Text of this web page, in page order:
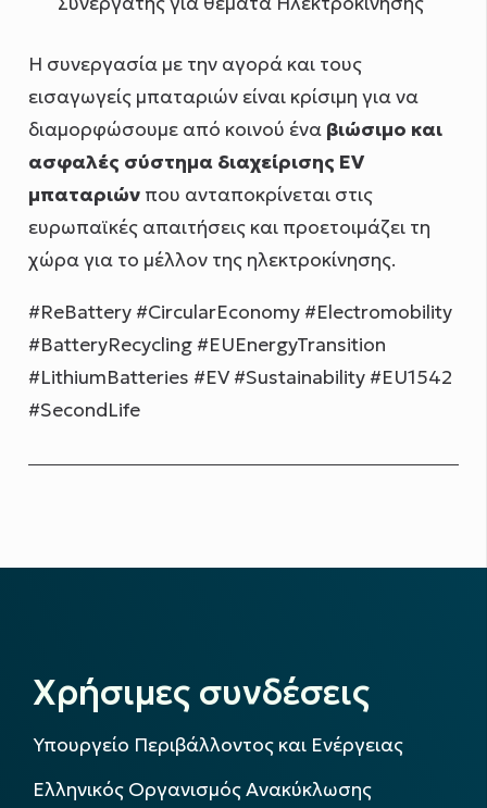
Η συνεργασία με την αγορά και τους
εισαγωγείς μπαταριών είναι κρίσιμη για να
διαμορφώσουμε από κοινού ένα βιώσιμο και
ασφαλές σύστημα διαχείρισης EV
μπαταριών που ανταποκρίνεται στις
ευρωπαϊκές απαιτήσεις και προετοιμάζει τη
χώρα για το μέλλον της ηλεκτροκίνησης.
#ReBattery #CircularEconomy #Electromobility
#BatteryRecycling #EUEnergyTransition
#LithiumBatteries #EV #Sustainability #EU1542
#SecondLife
Χρήσιμες συνδέσεις
Υπουργείο Περιβάλλοντος και Ενέργειας
Ελληνικός Οργανισμός Ανακύκλωσης